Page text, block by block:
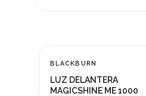
BLACKBURN
LUZ DELANTERA
MAGICSHINE ME 1000